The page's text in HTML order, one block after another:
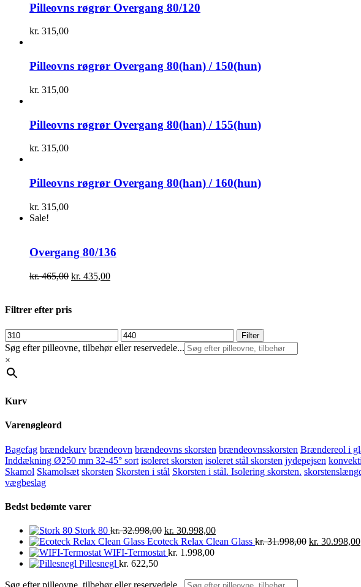
Pilleovns røgrør Overgang 80/120
kr. 315,00
Pilleovns røgrør Overgang 80(han) / 150(hun)
kr. 315,00
Pilleovns røgrør Overgang 80(han) / 155(hun)
kr. 315,00
Pilleovns røgrør Overgang 80(han) / 160(hun)
kr. 315,00
Sale!
Overgang 80/136
kr.465,00 Den
var:
kr. 435,00Den
Filtrer efter pris
Mindste
pris
Højeste
pris
Filter
Søg efter pilleovne, tilbehør eller reservedele...
×
Kurv
Varenøgleord
Bagefag brændekurv brændeovn brændeovns skorsten brændeovnsskorsten Brændereol i
Inddækning Ø250 mm 32-45° sort isoleret skorsten isoleret stål skorsten jydepejsen
Skamol Skamolsæt skorsten Skorsten i stål Skorsten i stål. Isolering skorsten.
vægbeslag
Bedst bedømte varer
Stork 80 kr.32.998,00 Den
oprindelige
pris
kr. 30.998,00Den
aktuelle
Ecoteck Relax Clean Glass kr.31.998,00 Den
kr. 30.998,00
WIFI-Termostat kr. 1.998,00
Pillesnegl kr. 622,50
Søg efter pilleovne, tilbehør eller reservedele...